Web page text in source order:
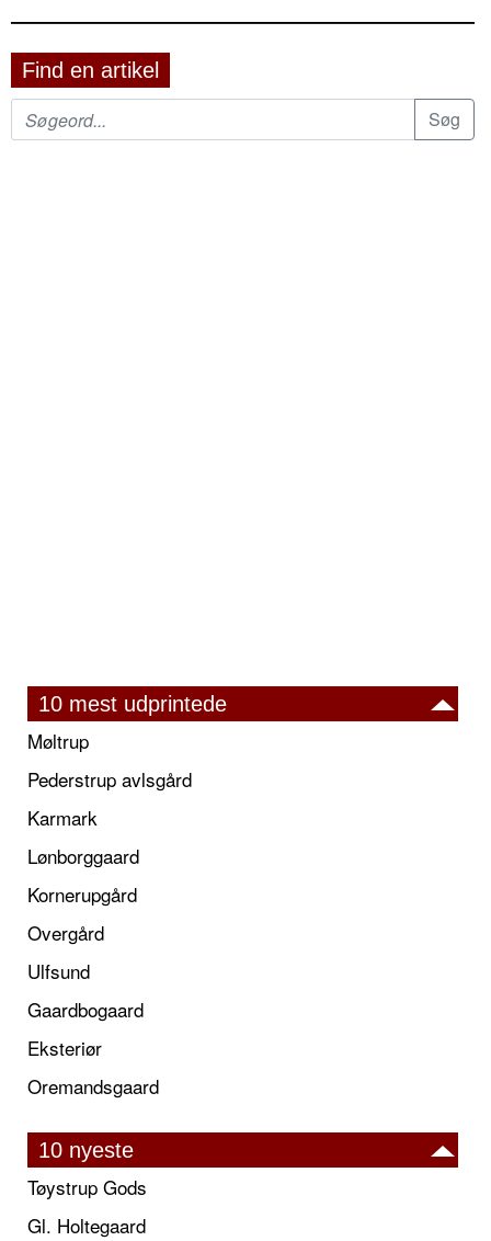
Find en artikel
10 mest udprintede
Møltrup
Pederstrup avlsgård
Karmark
Lønborggaard
Kornerupgård
Overgård
Ulfsund
Gaardbogaard
Eksteriør
Oremandsgaard
10 nyeste
Tøystrup Gods
Gl. Holtegaard